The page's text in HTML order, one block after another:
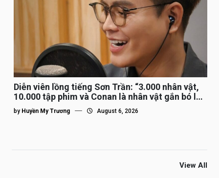
Diễn viên lồng tiếng Sơn Trần: “3.000 nhân vật,
10.000 tập phim và Conan là nhân vật gắn bó lâu
nhất”
by Huyền My Trương August 6, 2026
View All